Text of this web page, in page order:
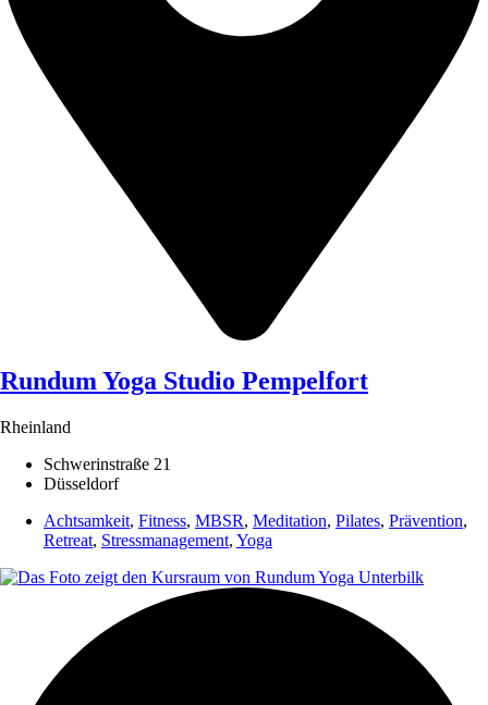
Rundum Yoga Studio Pempelfort
Rheinland
Schwerinstraße 21
Düsseldorf
Achtsamkeit, Fitness, MBSR, Meditation, Pilates, Prävention,
Retreat, Stressmanagement, Yoga